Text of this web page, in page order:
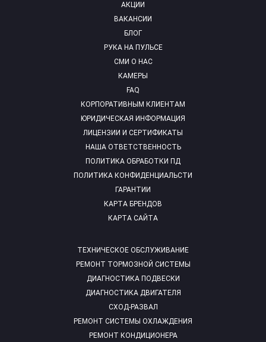
АКЦИИ
ВАКАНСИИ
БЛОГ
РУКА НА ПУЛЬСЕ
СМИ О НАС
КАМЕРЫ
FAQ
ТЕХНИЧЕСКОЕ ОБСЛУЖИВАНИЕ
РЕМОНТ ТОРМОЗНОЙ СИСТЕМЫ
ДИАГНОСТИКА ПОДВЕСКИ
ДИАГНОСТИКА ДВИГАТЕЛЯ
СХОД-РАЗВАЛ
РЕМОНТ СИСТЕМЫ ОХЛАЖДЕНИЯ
РЕМОНТ КОНДИЦИОНЕРА
КОРПОРАТИВНЫМ КЛИЕНТАМ
ЮРИДИЧЕСКАЯ ИНФОРМАЦИЯ
ЛИЦЕНЗИИ И СЕРТИФИКАТЫ
НАША ОТВЕТСТВЕННОСТЬ
ПОЛИТИКА ОБРАБОТКИ ПД
ПОЛИТИКА КОНФИДЕНЦИАЛЬСТИ
ГАРАНТИИ
КАРТА БРЕНДОВ
КАРТА САЙТА